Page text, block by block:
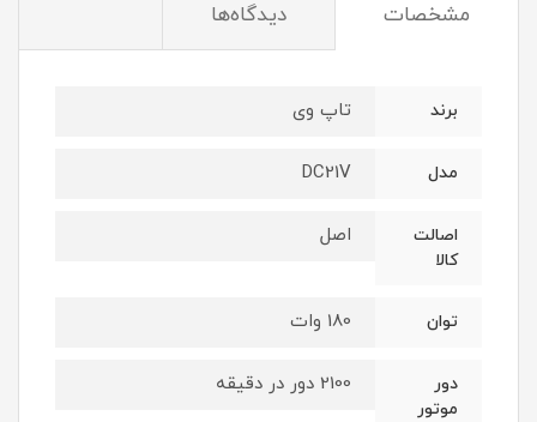
مشخصات دیدگاه‌ها
برند تاپ وی
مدل DC21V
اصالت
کالا
اصل
توان 180 وات
دور
موتور
2100 دور در دقیقه